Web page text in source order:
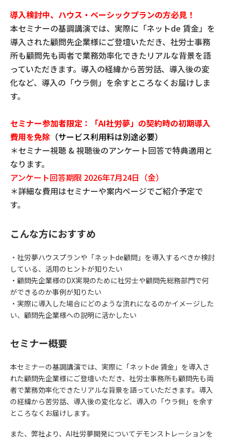
導入検討中、ハウス・ベーシックプランの方必見！
本セミナーの基調講演では、実際に「ネットde 賃⾦」を
導⼊された顧問先企業様にご登壇いただき、社労⼠事務
所も顧問先も両者で業務効率化できたリアルな背景を語
っていただきます。導⼊の経緯から苦労話、導⼊後の変
化など、導⼊の「ウラ側」を余すところなくお届けしま
す。
セミナー参加者限定： 「AI社労夢」の契約時の初期導入
費用を免除 （サービス利用料は別途必要）
＊セミナー視聴 & 視聴後のアンケート回答で特典適用と
なります。
アンケート回答期限 2026年7月24日（金）
＊詳細な費用はセミナーや案内ページでご紹介予定で
す。
こんな方におすすめ
・社労夢ハウスプランや「ネットde顧問」を導入するべきか検討
している、活用のヒントが知りたい
・顧問先企業様のDX実現のために社労士や顧問先総務部門で何
ができるのか事例が知りたい
・実際に導入した場合にどのような流れになるのかイメージした
い、顧問先企業様への説明に活かしたい
セミナー概要
本セミナーの基調講演では、実際に「ネットde 賃⾦」を導⼊さ
れた顧問先企業様にご登壇いただき、社労⼠事務所も顧問先も両
者で業務効率化できたリアルな背景を語っていただきます。導⼊
の経緯から苦労話、導⼊後の変化など、導⼊の「ウラ側」を余す
ところなくお届けします。
また、弊社より、AI社労夢開発についてデモンストレーションを